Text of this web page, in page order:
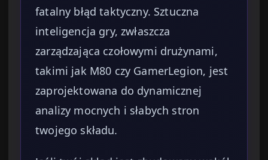
fatalny błąd taktyczny. Sztuczna
inteligencja gry, zwłaszcza
zarządzająca czołowymi drużynami,
takimi jak M80 czy GamerLegion, jest
zaprojektowana do dynamicznej
analizy mocnych i słabych stron
twojego składu.